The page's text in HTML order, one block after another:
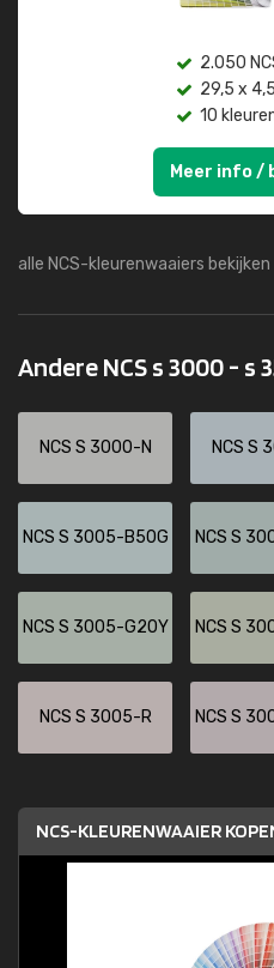
2.050
29,5 x
10
Meer info /
alle NCS-kleurenwaaiers bekijken
Andere NCS s 3000 - s
NCS S 3000-N NCS S
NCS S 3005-B50G NCS S
NCS S 3005-G20Y NCS S
NCS S 3005-R NCS S
NCS-KLEURENWAAIER